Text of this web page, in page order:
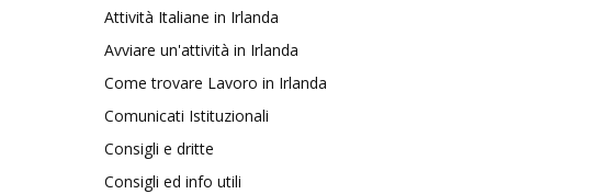
Attività Italiane in Irlanda
Avviare un'attività in Irlanda
Come trovare Lavoro in Irlanda
Comunicati Istituzionali
Consigli e dritte
Consigli ed info utili